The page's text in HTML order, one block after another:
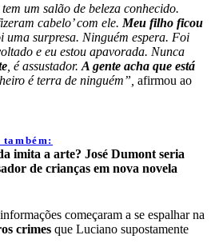
um salão de beleza conhecido.
cabelo’ com ele. Meu filho ficou
uma surpresa. Ninguém espera. Foi
e eu estou apavorada. Nunca
, é assustador. A gente acha que está
é terra de ninguém”, afirmou ao
também:
imita a arte? José Dumont seria
de crianças em nova novela
começaram a se espalhar na
crimes que Luciano supostamente